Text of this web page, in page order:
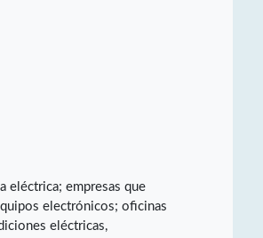
eléctrica; empresas que
electrónicos; oficinas
eléctricas,